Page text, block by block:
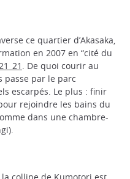
ce quartier d’Akasaka,
en 2007 en “cité du
. De quoi courir au
passe par le parc
escarpés. Le plus : finir
rejoindre les bains du
dans une chambre-